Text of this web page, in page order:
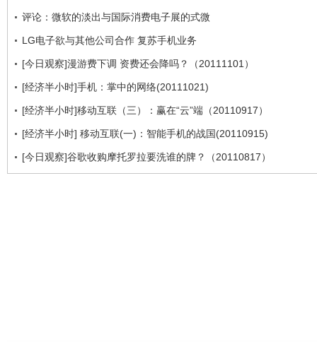
评论：微软的淡出与国际消费电子展的式微
LG电子欲与其他公司合作 复苏手机业务
[今日观察]漫游费下调 资费还会降吗？（20111101）
[经济半小时]手机：掌中的网络(20111021)
[经济半小时]移动互联（三）：赢在“云”端（20110917）
[经济半小时] 移动互联(一)：智能手机的战国(20110915)
[今日观察]谷歌收购摩托罗拉要洗谁的牌？（20110817）